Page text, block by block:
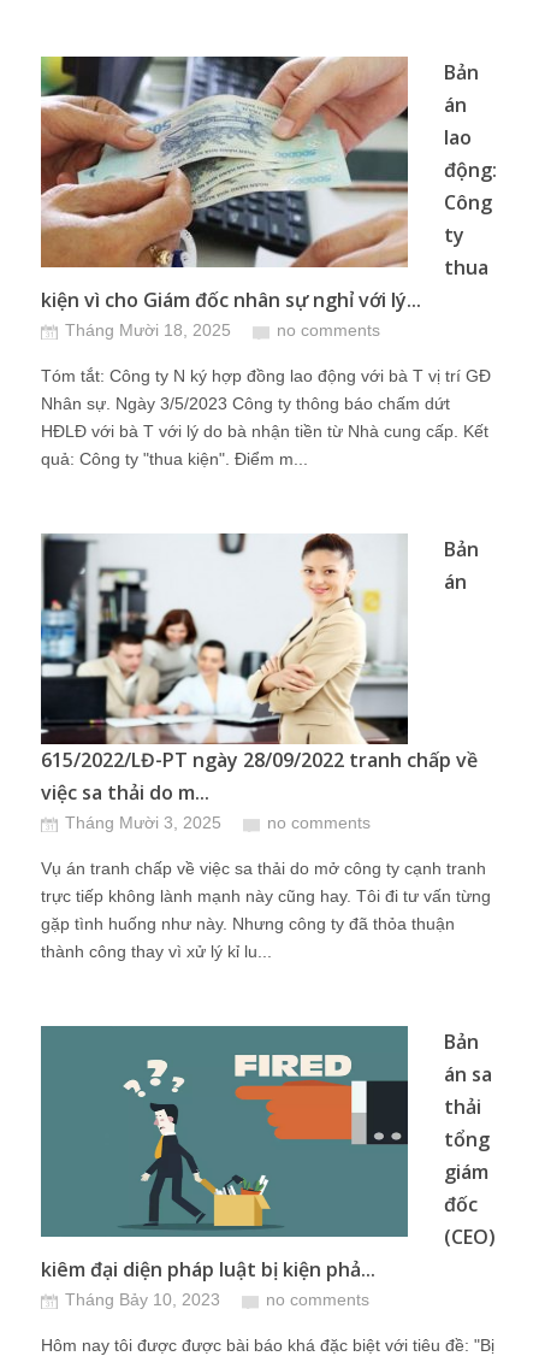
Bản
án
lao
động:
Công
ty
thua
kiện vì cho Giám đốc nhân sự nghỉ với lý...
Tháng Mười 18, 2025 no comments
Tóm tắt: Công ty N ký hợp đồng lao động với bà T vị trí GĐ
Nhân sự. Ngày 3/5/2023 Công ty thông báo chấm dứt
HĐLĐ với bà T với lý do bà nhận tiền từ Nhà cung cấp. Kết
quả: Công ty "thua kiện". Điểm m...
Bản
án
615/2022/LĐ-PT ngày 28/09/2022 tranh chấp về
việc sa thải do m...
Tháng Mười 3, 2025 no comments
Vụ án tranh chấp về việc sa thải do mở công ty cạnh tranh
trực tiếp không lành mạnh này cũng hay. Tôi đi tư vấn từng
gặp tình huống như này. Nhưng công ty đã thỏa thuận
thành công thay vì xử lý kỉ lu...
Bản
án sa
thải
tổng
giám
đốc
(CEO)
kiêm đại diện pháp luật bị kiện phả...
Tháng Bảy 10, 2023 no comments
Hôm nay tôi được được bài báo khá đặc biệt với tiêu đề: "Bị